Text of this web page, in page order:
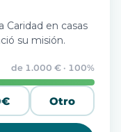
Caridad en casas
su misión.
de 1.000 € · 100%
Otro